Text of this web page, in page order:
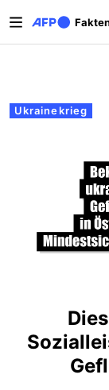
Primäre
Ukrainekrieg